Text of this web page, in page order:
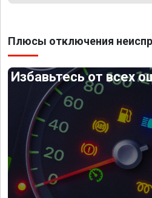
Плюсы отключения
Избавьтесь от всех